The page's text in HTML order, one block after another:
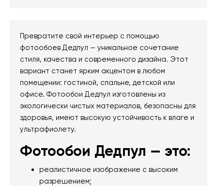
Превратите свой интерьер с помощью
фотообоев Дедпул — уникальное сочетание
стиля, качества и современного дизайна. Этот
вариант станет ярким акцентом в любом
помещении: гостиной, спальне, детской или
офисе. Фотообои Дедпул изготовлены из
экологически чистых материалов, безопасны для
здоровья, имеют высокую устойчивость к влаге и
ультрафиолету.
Фотообои Дедпул — это:
реалистичное изображение с высоким
разрешением;